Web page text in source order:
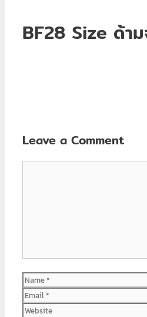
BF28 Size ด้า
Leave a Comment
Name